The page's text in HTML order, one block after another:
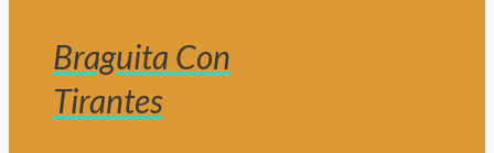
Braguita Con
Tirantes